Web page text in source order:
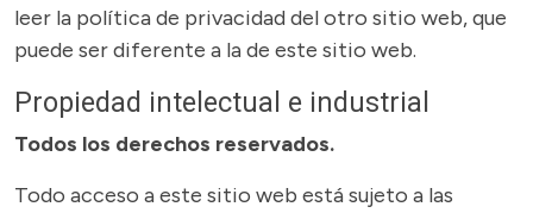
leer la política de privacidad del otro sitio web, que
puede ser diferente a la de este sitio web.
Propiedad intelectual e industrial
Todos los derechos reservados.
Todo acceso a este sitio web está sujeto a las